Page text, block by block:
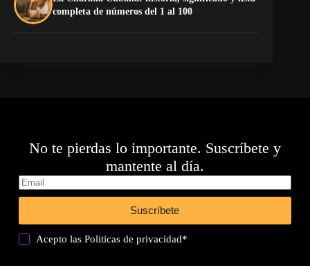
completa de números del 1 al 100
No te pierdas lo importante. Suscríbete y
mantente al día.
Suscríbete
Acepto lasPoliticas de privacidad*